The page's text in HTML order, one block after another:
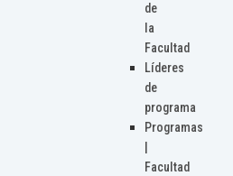
de
la
Facultad
Líderes
de
programa
Programas
Facultad